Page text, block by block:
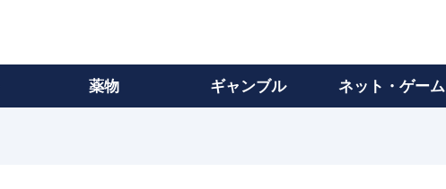
薬物 ギャンブル ネット・ゲーム